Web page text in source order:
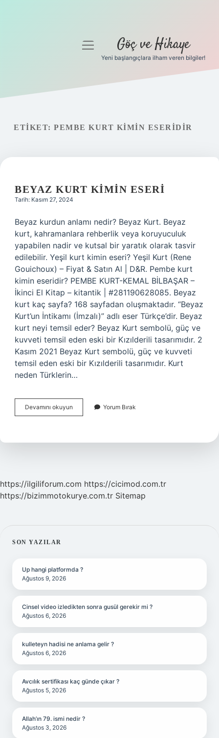
Gizlilik Politikası
menüyü
Göç ve Hikaye
Yeni başlangıçlara ilham veren bilgiler!
ETIKET: PEMBE KURT KIMIN ESERIDIR
BEYAZ KURT KIMIN ESERI
Tarih: Kasım 27, 2024
Beyaz kurdun anlamı nedir? Beyaz Kurt. Beyaz
kurt, kahramanlara rehberlik veya koruyuculuk
yapabilen nadir ve kutsal bir yaratık olarak tasvir
edilebilir. Yeşil kurt kimin eseri? Yeşil Kurt (Rene
Gouichoux) – Fiyat & Satın Al | D&R. Pembe kurt
kimin eseridir? PEMBE KURT-KEMAL BİLBAŞAR –
İkinci El Kitap – kitantik | #281190628085. Beyaz
kurt kaç sayfa? 168 sayfadan oluşmaktadır. “Beyaz
Kurt’un İntikamı (İmzalı)” adlı eser Türkçe’dir. Beyaz
kurt neyi temsil eder? Beyaz Kurt sembolü, güç ve
kuvveti temsil eden eski bir Kızılderili tasarımıdır. 2
Kasım 2021 Beyaz Kurt sembolü, güç ve kuvveti
temsil eden eski bir Kızılderili tasarımıdır. Kurt
neden Türklerin…
Devamını okuyun
Kurt
Yorum Bırak
https://ilgiliforum.com https://cicimod.com.tr
https://bizimmotokurye.com.tr Sitemap
SIDEBAR
SON YAZILAR
Up hangi platformda ?
Ağustos 9, 2026
Cinsel video izledikten sonra gusül gerekir mi ?
Ağustos 6, 2026
kulleteyn hadisi ne anlama gelir ?
Ağustos 6, 2026
Avcılık sertifikası kaç günde çıkar ?
Ağustos 5, 2026
Allah’ın 79. ismi nedir ?
Ağustos 3, 2026